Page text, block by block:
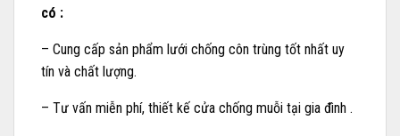
có :
– Cung cấp sản phẩm lưới chống côn trùng tốt nhất uy
tín và chất lượng.
– Tư vấn miễn phí, thiết kế cửa chống muỗi tại gia đình .